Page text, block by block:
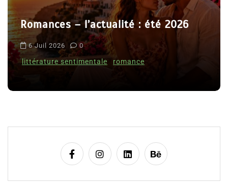
r
t
i
c
e
Le coupable n’est pas Camille de
Clara Delcourt